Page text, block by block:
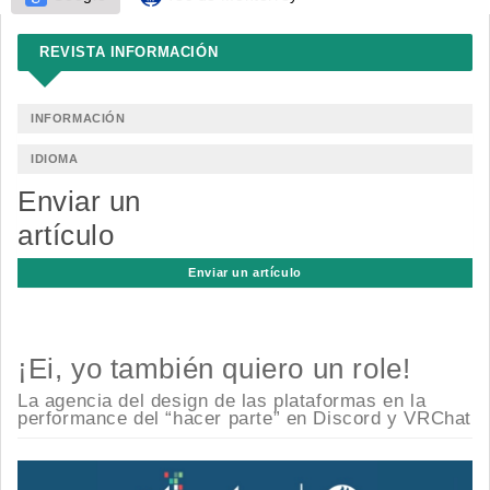
REVISTA INFORMACIÓN
INFORMACIÓN
IDIOMA
Enviar un
artículo
Enviar un artículo
¡Ei, yo también quiero un role!
La agencia del design de las plataformas en la
performance del “hacer parte” en Discord y VRChat